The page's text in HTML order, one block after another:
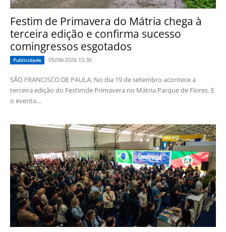
Festim de Primavera do Mátria chega à
terceira edição e confirma sucesso
comingressos esgotados
Publicidade 05/08/2026 15:36
SÃO FRANCISCO DE PAULA: No dia 19 de setembro acontece a
terceira edição do Festimde Primavera no Mátria Parque de Flores. E
o evento...